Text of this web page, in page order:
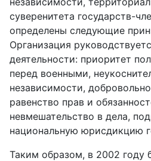
суверенитета государств-
определены следующие
Организация
деятельности: приоритет
перед военными,
независимости,
равенство прав и
невмешательство в дела,
национальную юрисдикцию
Таким образом, в 2002 году